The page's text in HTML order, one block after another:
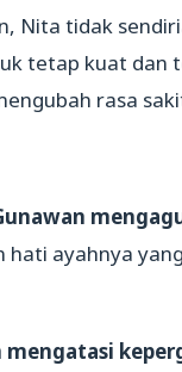
Nita tidak
tetap kuat dan
rasa
ayahnya